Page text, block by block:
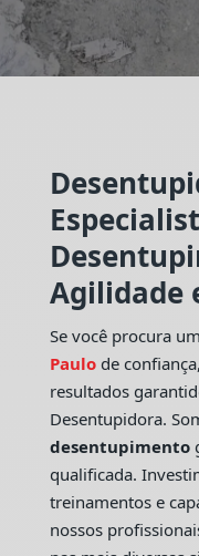
Agilidade
Se você procura
Paulo de
resultados
Desentupidora.
desentupimento
qualificada.
treinamentos e
nossos